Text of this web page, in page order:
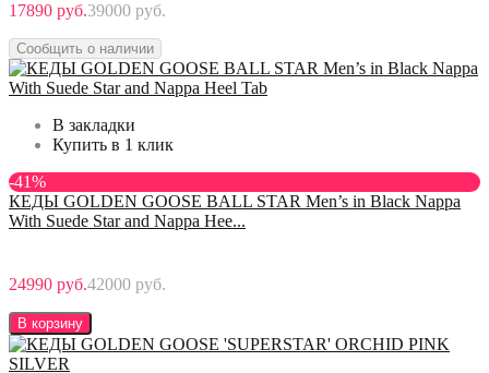
17890 руб.39000 руб.
Сообщить о наличии
В закладки
Купить в 1 клик
-41%
КЕДЫ GOLDEN GOOSE BALL STAR Men’s in Black Nappa
With Suede Star and Nappa Hee...
24990 руб.42000 руб.
В корзину